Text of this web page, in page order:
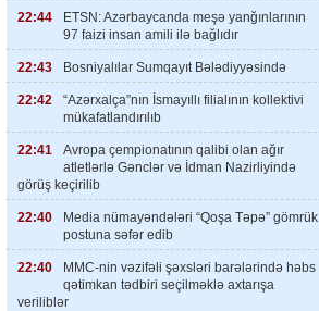
22:44
ETSN: Azərbaycanda meşə yanğınlarının
97 faizi insan amili ilə bağlıdır
22:43 Bosniyalılar Sumqayıt Bələdiyyəsində
22:42
“Azərxalça”nın İsmayıllı filialının kollektivi
mükafatlandırılıb
22:41
Avropa çempionatının qalibi olan ağır
atletlərlə Gənclər və İdman Nazirliyində
görüş keçirilib
22:40
Media nümayəndələri “Qoşa Təpə” gömrük
postuna səfər edib
22:40
MMC-nin vəzifəli şəxsləri barələrində həbs
qətimkan tədbiri seçilməklə axtarışa
veriliblər